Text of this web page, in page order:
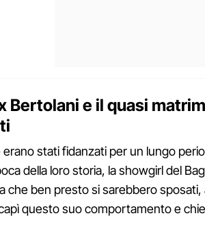
Bertolani e il quasi
erano stati fidanzati per un lungo
della loro storia, la showgirl del
che ben presto si sarebbero
questo suo comportamento e